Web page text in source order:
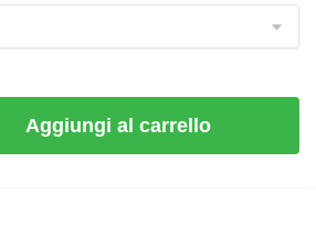
Aggiungi al carrello